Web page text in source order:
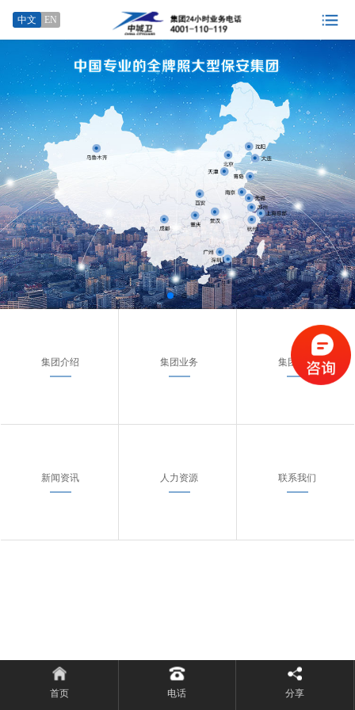
中文 EN
集团介绍 集团业务 集团案例
新闻资讯 人力资源 联系我们
首页 电话 分享